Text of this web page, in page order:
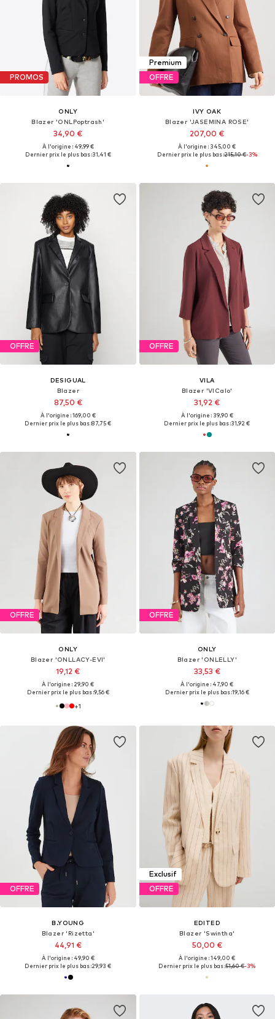
PROMOS
ONLY
Blazer 'ONLPoptrash'
34,90 €
À l'origine : 49,99 €
Dernier prix le plus bas :31,41 €
Premium
OFFRE
IVY OAK
Blazer 'JASEMINA ROSE'
207,00 €
À l'origine : 345,00 €
Dernier prix le plus bas :215,10 €-3%
OFFRE
DESIGUAL
Blazer
87,50 €
À l'origine : 169,00 €
Dernier prix le plus bas :87,75 €
OFFRE
VILA
Blazer 'VICalo'
31,92 €
À l'origine : 39,90 €
Dernier prix le plus bas :31,92 €
OFFRE
ONLY
Blazer 'ONLLACY-EVI'
19,12 €
À l'origine : 29,90 €
Dernier prix le plus bas :9,56 €
+1
OFFRE
ONLY
Blazer 'ONLELLY'
33,53 €
À l'origine : 47,90 €
Dernier prix le plus bas :19,16 €
OFFRE
B.YOUNG
Blazer 'Rizetta'
44,91 €
À l'origine : 49,90 €
Dernier prix le plus bas :29,93 €
Exclusif
OFFRE
EDITED
Blazer 'Swintha'
50,00 €
À l'origine : 149,00 €
Dernier prix le plus bas :51,60 €-3%